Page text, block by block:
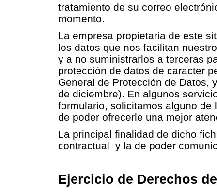
tratamiento de su correo
momento.
La empresa propietaria de este
los datos que nos facilitan
y a no suministrarlos a terceras
protección de datos de caracter
General de Protección de Datos,
de diciembre). En algunos
formulario, solicitamos alguno
de poder ofrecerle una mejor
La principal finalidad de dicho
contractual y la de poder
Ejercicio de Derechos